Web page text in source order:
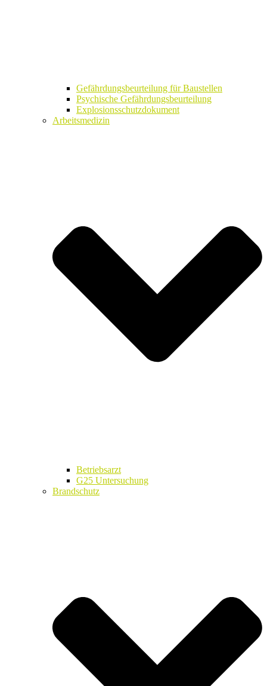
Gefährdungsbeurteilung für Baustellen
Psychische Gefährdungsbeurteilung
Explosionsschutzdokument
Arbeitsmedizin
Betriebsarzt
G25 Untersuchung
Brandschutz